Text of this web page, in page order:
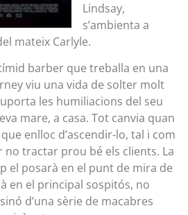
Lindsay,
s’ambienta a
mateix Carlyle.
barber que treballa en una
viu una vida de solter molt
les humiliacions del seu
mare, a casa. Tot canvia quan
enlloc d’ascendir-lo, tal i com
no tractar prou bé els clients. La
el posarà en el punt de mira de
en el principal sospitós, no
d’una sèrie de macabres